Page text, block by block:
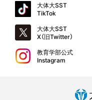
大体大SST
TikTok
大体大SST
X（旧Twitter）
教育学部公式
Instagram